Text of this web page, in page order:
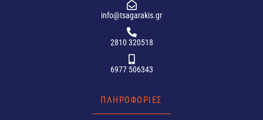
info@tsagarakis.gr
2810 320518
6977 506343
ΠΛΗΡΟΦΟΡΙΕΣ